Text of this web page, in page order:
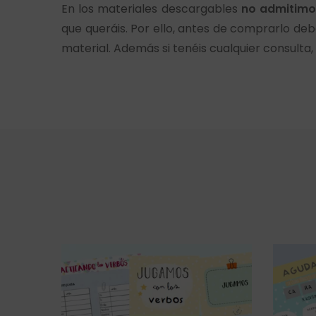
En los materiales descargables no
que queráis. Por ello, antes de comprarlo
material. Además si tenéis cualquier